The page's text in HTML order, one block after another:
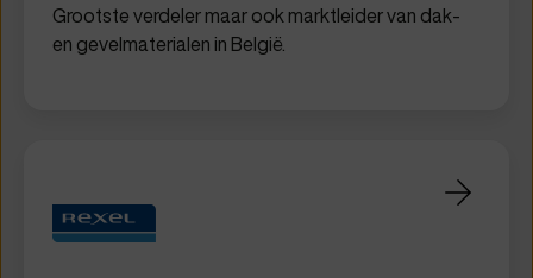
Grootste verdeler maar ook marktleider van dak-
en gevelmaterialen in België.